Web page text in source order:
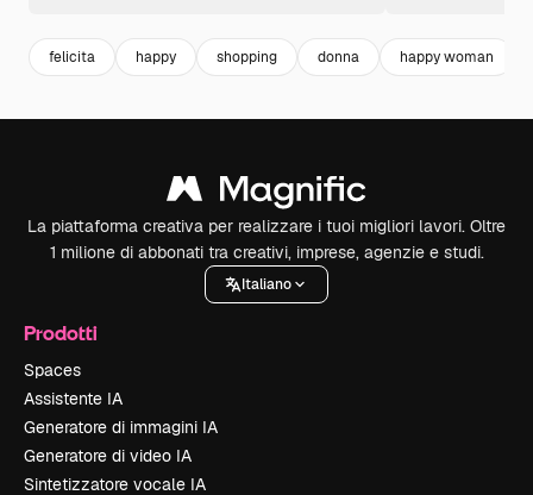
felicita happy shopping donna happy woman
La piattaforma creativa per realizzare i tuoi migliori lavori. Oltre
1 milione di abbonati tra creativi, imprese, agenzie e studi.
Italiano
Prodotti
Spaces
Assistente IA
Generatore di immagini IA
Generatore di video IA
Sintetizzatore vocale IA